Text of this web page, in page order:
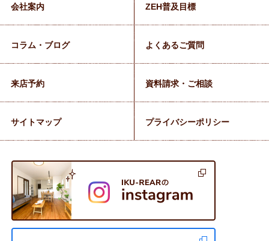
会社案内 ZEH普及目標
コラム・ブログ よくあるご質問
来店予約 資料請求・ご相談
サイトマップ プライバシーポリシー